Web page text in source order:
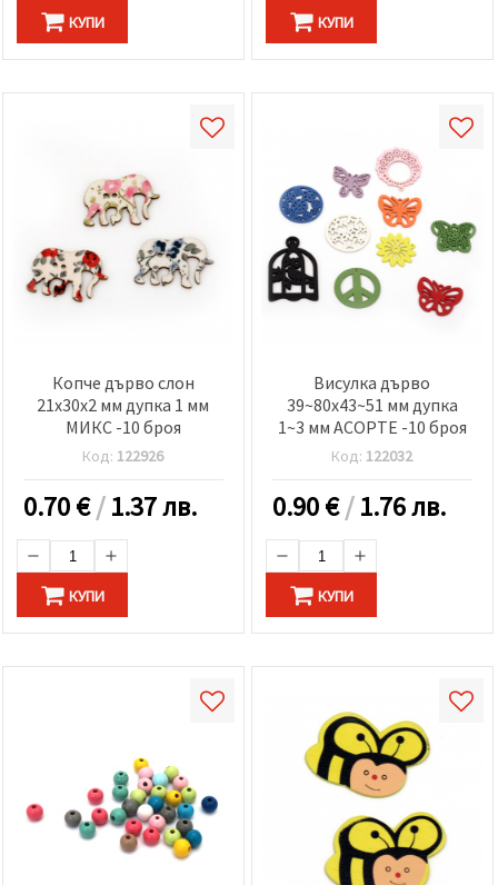
КУПИ КУПИ
Копче дърво слон
21x30x2 мм дупка 1 мм
МИКС -10 броя
Код: 122926
0.70€/1.37 лв.
КУПИ
Висулка дърво
39~80x43~51 мм дупка
1~3 мм АСОРТЕ -10 броя
Код: 122032
0.90€/1.76 лв.
КУПИ